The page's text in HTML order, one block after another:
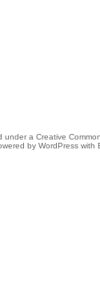
under a Creative
by WordPress with